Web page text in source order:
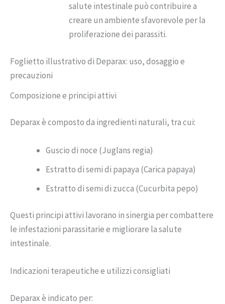
salute intestinale può contribuire a
creare un ambiente sfavorevole per la
proliferazione dei parassiti.
Foglietto illustrativo di Deparax: uso, dosaggio e
precauzioni
Composizione e principi attivi
Deparax è composto da ingredienti naturali, tra cui:
Guscio di noce (Juglans regia)
Estratto di semi di papaya (Carica papaya)
Estratto di semi di zucca (Cucurbita pepo)
Questi principi attivi lavorano in sinergia per combattere
le infestazioni parassitarie e migliorare la salute
intestinale.
Indicazioni terapeutiche e utilizzi consigliati
Deparax è indicato per: